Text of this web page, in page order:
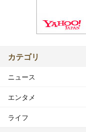
カテゴリ
ニュース
エンタメ
ライフ